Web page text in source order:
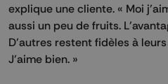
explique une cliente. « Moi
aussi un peu de fruits.
D’autres restent fidèles à
J’aime bien. »